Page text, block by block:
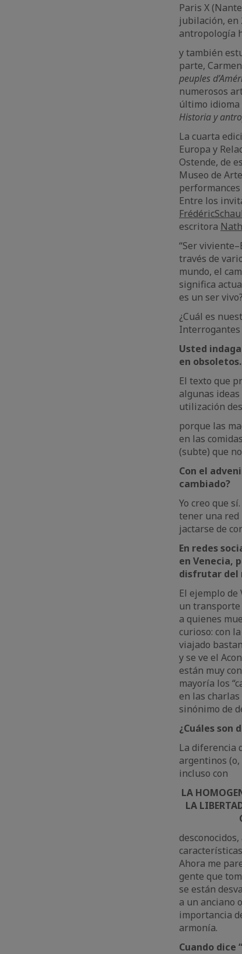
Paris X
jubilación, en
antropología
y también
parte,
peuples
numerosos
último idioma
Historia y
La cuarta
Europa y
Ostende, de
Museo de
Entre los
Frédéric
escritora
“Ser
través de
mundo, el
significa
es un ser vivo?
¿Cuál es
Interrogantes
Usted
en
El texto que
algunas
utilización
porque las
en las
(subte) que
Con el
cambiado?
Yo creo que
tener una red
jactarse de
En redes
en Venecia,
disfrutar del
El ejemplo de
un transporte
a quienes
curioso: con
viajado
y se ve el
están muy
mayoría los
en las
sinónimo de
¿Cuáles son
La diferencia
argentinos
incluso con
LA
LA
Ahora me
gente que
se están
a un anciano
importancia
armonía.
Cuando dice